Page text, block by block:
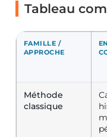
Tableau
FAMILLE /
APPROCHE
Méthode
classique